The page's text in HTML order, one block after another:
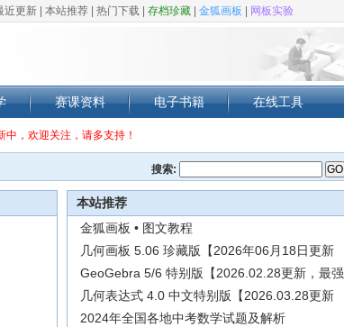
近更新 本站推荐 热门下载 存档珍藏 金狐画板 网板实验
赛课资料 电子书籍 在线工具
，欢迎关注，请多支持！
搜索:
本站推荐
金狐画板 • 图文教程
几何画板 5.06 珍藏版【2026年06月18日更新
GeoGebra 5/6 特别版【2026.02.28更新，最强
几何表达式 4.0 中文特别版【2026.03.28更新
2024年全国各地中考数学试题及解析